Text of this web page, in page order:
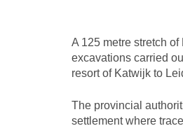
A 125 metre stretch
excavations carried
resort of Katwijk to
The provincial
settlement where